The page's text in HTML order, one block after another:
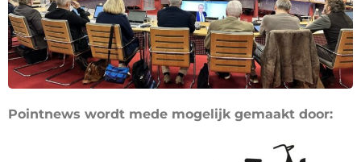
Pointnews wordt mede mogelijk gemaakt door: